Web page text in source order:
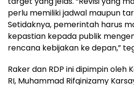
perlu memiliki jadwal maupun
Setidaknya, pemerintah harus
kepastian kepada publik
rencana kebijakan ke depan,”
Raker dan RDP ini dipimpin oleh
RI, Muhammad Rifqinizamy